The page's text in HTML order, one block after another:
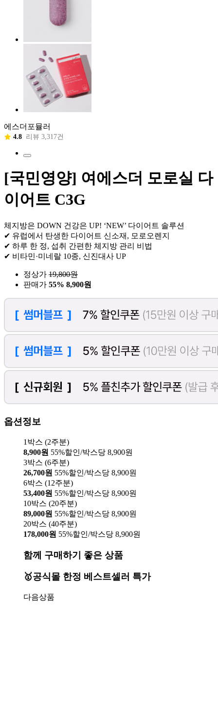
에스더포뮬러
4.8 리뷰 3,317건
[국민영양] 여에스더 모로실 다
이어트 C3G
체지방은 DOWN 건강은 UP! ‘NEW’ 다이어트 솔루션
✔ 유럽에서 탄생한 다이어트 신소재, 모로오렌지
✔ 하루 한 정, 섭취 간편한 체지방 관리 비법
✔ 비타민·미네랄 10종, 신진대사 UP
정상가 19,800원
판매가 55% 8,900원
옵션정보
1박스 (2주분)
8,900원 55%할인/박스당 8,900원
3박스 (6주분)
26,700원 55%할인/박스당 8,900원
6박스 (12주분)
53,400원 55%할인/박스당 8,900원
10박스 (20주분)
89,000원 55%할인/박스당 8,900원
20박스 (40주분)
178,000원 55%할인/박스당 8,900원
함께 구매하기 좋은 상품
🥇공식몰 한정 베스트셀러 특가
다음상품